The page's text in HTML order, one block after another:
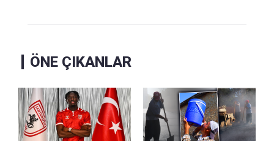
ÖNE ÇIKANLAR